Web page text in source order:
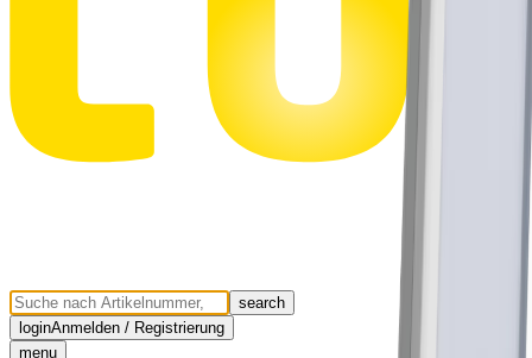
search
loginAnmelden / Registrierung
menu